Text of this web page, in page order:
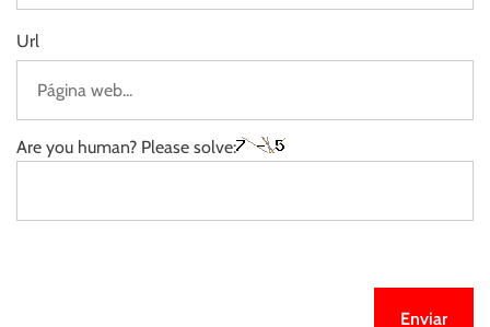
Url
Are you human? Please solve: